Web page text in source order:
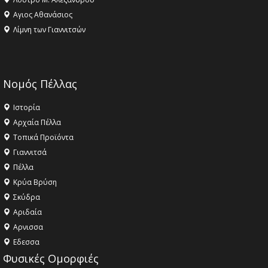
Αγιος Αθανάσιος
Λίμνη των Γιαννιτσών
Νομός Πέλλας
Ιστορία
Αρχαία Πέλλα
Τοπικά Προϊόντα
Γιαννιτσά
Πέλλα
Κρύα Βρύση
Σκύδρα
Αριδαία
Aρνισσα
Eδεσσα
Φυσικές Ομορφιές